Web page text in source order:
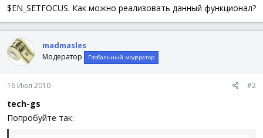
$EN_SETFOCUS. Как можно реализовать данный функционал?
madmasles
Модератор Глобальный модератор
16 Июл 2010 #2
tech-gs
Попробуйте так: